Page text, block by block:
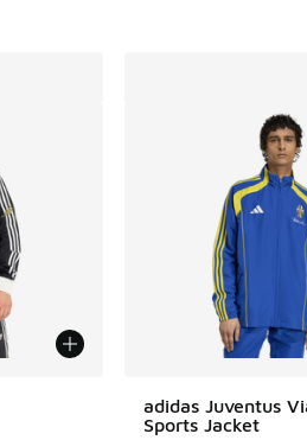
adidas Juventus
Sports Jacket